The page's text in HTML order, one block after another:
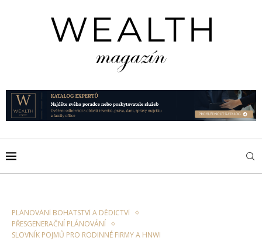
PLÁNOVÁNÍ BOHATSTVÍ A DĚDICTVÍ
PŘESGENERAČNÍ PLÁNOVÁNÍ
SLOVNÍK POJMŮ PRO RODINNÉ FIRMY A HNWI